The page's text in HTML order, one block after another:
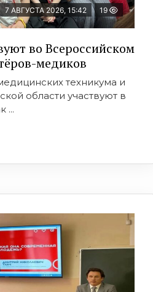
7 АВГУСТА 2026, 15:42 19
во Всероссийском
медиков
техникума и
области участвуют в
...